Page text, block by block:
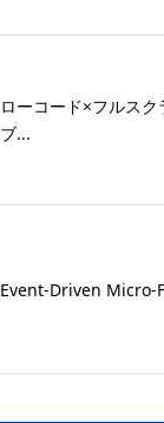
ローコード×フルスク
ブ...
Event-Driven Micro-